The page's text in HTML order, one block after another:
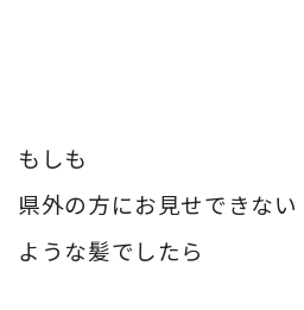
もしも
県外の方にお見せできない
ような髪でしたら